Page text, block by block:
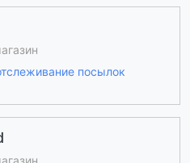
посылок